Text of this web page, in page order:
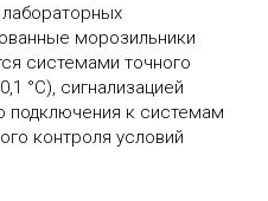
морозильники
системами точного
°C), сигнализацией
подключения к системам
контроля условий